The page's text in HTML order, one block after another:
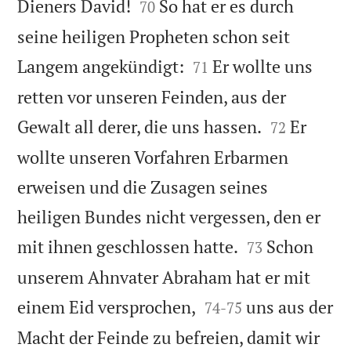
Dieners David! 

70 So hat er es durch
seine heiligen Propheten schon seit
Langem angekündigt: 

71 Er wollte uns
retten vor unseren Feinden, aus der
Gewalt all derer, die uns hassen. 

72 Er
wollte unseren Vorfahren Erbarmen
erweisen und die Zusagen seines
heiligen Bundes nicht vergessen, den er
mit ihnen geschlossen hatte. 

73 Schon
unserem Ahnvater Abraham hat er mit
einem Eid versprochen, 

74-75 uns aus der
Macht der Feinde zu befreien, damit wir